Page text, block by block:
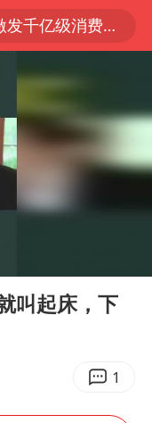
“电影+”如何激发千亿级消费新活力？
茶怎么选
上海：台风白海豚或将带来龙卷风
级地震致1死
岁山NPC成功
交易异常波动
军赛全军覆没
叫起床，下
1